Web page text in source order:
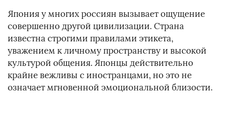
Япония у многих россиян вызывает ощущение
совершенно другой цивилизации. Страна
известна строгими правилами этикета,
уважением к личному пространству и высокой
культурой общения. Японцы действительно
крайне вежливы с иностранцами, но это не
означает мгновенной эмоциональной близости.